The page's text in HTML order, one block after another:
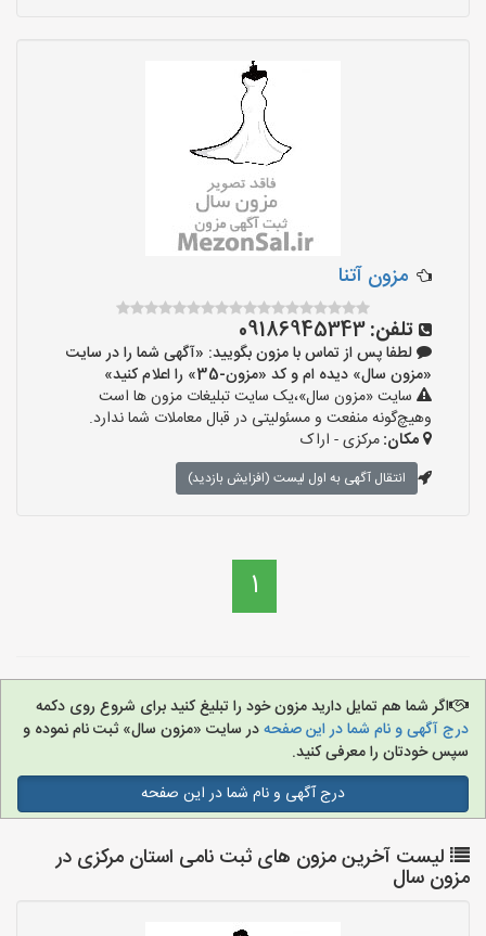
مزون آتنا
تلفن:09186945343
لطفا پس از تماس با مزون بگویید: «آگهی شما را در سایت
«مزون سال» دیده ام و کد «مزون-35» را اعلام کنید»
سایت «مزون سال»،یک سایت تبلیغات مزون ها است
وهیچ‌گونه منفعت و مسئولیتی در قبال معاملات شما ندارد.
مکان:مرکزی - اراک
انتقال آگهی به اول لیست (افزایش بازدید)
1
اگر شما هم تمایل دارید مزون خود را تبلیغ کنید برای شروع روی دکمه
درج آگهی و نام شما در این صفحهدر سایت «مزون سال» ثبت نام نموده و
سپس خودتان را معرفی کنید.
درج آگهی و نام شما در این صفحه
لیست آخرین مزون های ثبت نامی استان مرکزی در
مزون سال